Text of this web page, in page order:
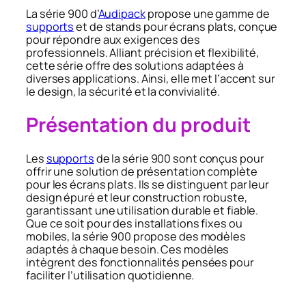
La série 900 d’Audipackpropose une gamme de
supportset de stands pour écrans plats, conçue
pour répondre aux exigences des
professionnels. Alliant précision et flexibilité,
cette série offre des solutions adaptées à
diverses applications. Ainsi, elle met l’accent sur
le design, la sécurité et la convivialité.
Présentation du produit
Les supportsde la série 900 sont conçus pour
offrir une solution de présentation complète
pour les écrans plats. Ils se distinguent par leur
design épuré et leur construction robuste,
garantissant une utilisation durable et fiable.
Que ce soit pour des installations fixes ou
mobiles, la série 900 propose des modèles
adaptés à chaque besoin. Ces modèles
intègrent des fonctionnalités pensées pour
faciliter l’utilisation quotidienne.​